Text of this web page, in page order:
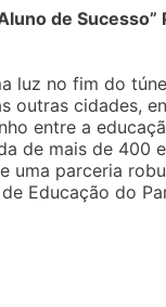
de
luz no fim do
outras cidades,
entre a
de mais de 400
uma parceria
Educação do